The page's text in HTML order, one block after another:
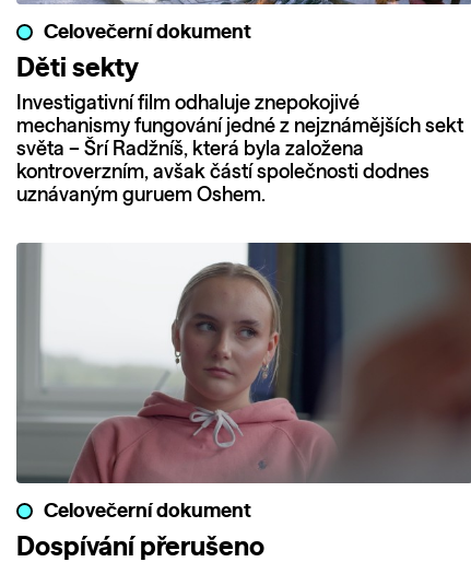
Celovečerní dokument
Děti sekty
Investigativní film odhaluje znepokojivé
mechanismy fungování jedné z nejznámějších sekt
světa – Šrí Radžníš, která byla založena
kontroverzním, avšak částí společnosti dodnes
uznávaným guruem Oshem.
Celovečerní dokument
Dospívání přerušeno